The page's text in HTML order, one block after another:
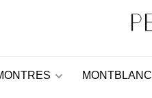
MONTBLANC